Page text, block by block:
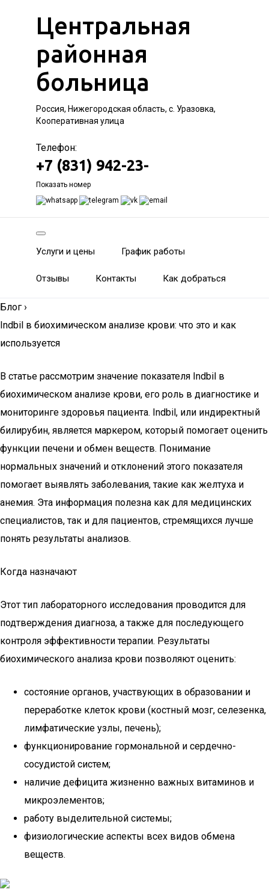
Центральная
районная
больница
Россия, Нижегородская область, с. Уразовка,
Кооперативная улица
Телефон:
+7 (831) 942-23-
Показать номер
Услуги и цены График работы
Отзывы Контакты Как добраться
Блог ›
Indbil в биохимическом анализе крови: что это и как
используется
В статье рассмотрим значение показателя Indbil в
биохимическом анализе крови, его роль в диагностике и
мониторинге здоровья пациента. Indbil, или индиректный
билирубин, является маркером, который помогает оценить
функции печени и обмен веществ. Понимание
нормальных значений и отклонений этого показателя
помогает выявлять заболевания, такие как желтуха и
анемия. Эта информация полезна как для медицинских
специалистов, так и для пациентов, стремящихся лучше
понять результаты анализов.
Когда назначают
Этот тип лабораторного исследования проводится для
подтверждения диагноза, а также для последующего
контроля эффективности терапии. Результаты
биохимического анализа крови позволяют оценить:
состояние органов, участвующих в образовании и
переработке клеток крови (костный мозг, селезенка,
лимфатические узлы, печень);
функционирование гормональной и сердечно-
сосудистой систем;
наличие дефицита жизненно важных витаминов и
микроэлементов;
работу выделительной системы;
физиологические аспекты всех видов обмена
веществ.